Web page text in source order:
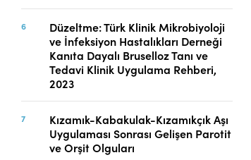
Düzeltme: Türk Klinik Mikrobiyoloji
ve İnfeksiyon Hastalıkları Derneği
Kanıta Dayalı Bruselloz Tanı ve
Tedavi Klinik Uygulama Rehberi,
2023
Kızamık-Kabakulak-Kızamıkçık Aşı
Uygulaması Sonrası Gelişen Parotit
ve Orşit Olguları